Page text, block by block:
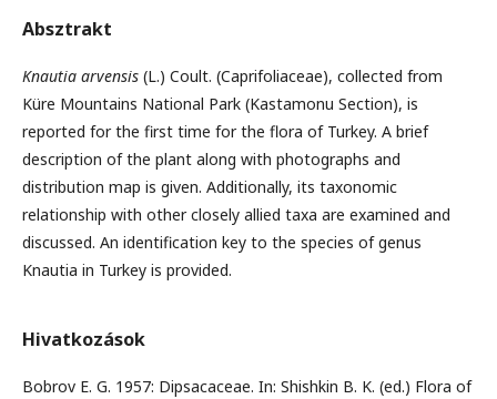
Absztrakt
Knautia arvensis (L.) Coult. (Caprifoliaceae), collected from
Küre Mountains National Park (Kastamonu Section), is
reported for the first time for the flora of Turkey. A brief
description of the plant along with photographs and
distribution map is given. Additionally, its taxonomic
relationship with other closely allied taxa are examined and
discussed. An identification key to the species of genus
Knautia in Turkey is provided.
Hivatkozások
Bobrov E. G. 1957: Dipsacaceae. In: Shishkin B. K. (ed.) Flora of